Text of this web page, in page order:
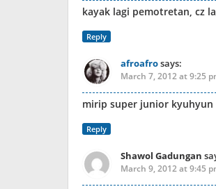
kayak lagi pemotretan, cz
Reply
afroafrosays:
March 7, 2012 at 9:25
mirip super junior kyuhyun
Reply
Shawol Gadungan
March 9, 2012 at 9:45